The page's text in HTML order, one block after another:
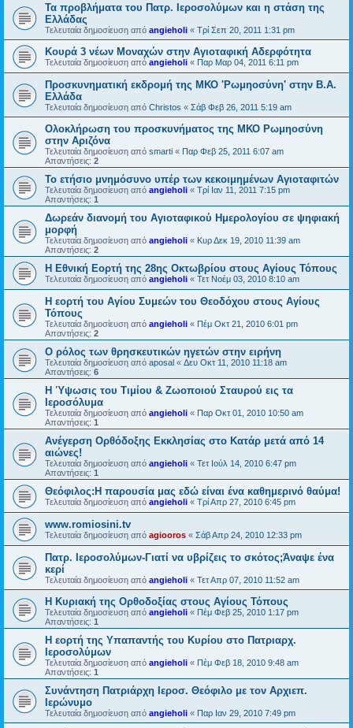
Τα προβλήματα του Πατρ. Ιεροσολύμων και η στάση της
Ελλάδας
Τελευταία δημοσίευση από angieholi « Τρί Σεπ 20, 2011 1:31 pm
Κουρά 3 νέων Μοναχών στην Αγιοταφική Αδερφότητα
Τελευταία δημοσίευση από angieholi « Παρ Μαρ 04, 2011 6:11 pm
Προσκυνηματική εκδρομή της ΜΚΟ 'Ρωμηοσύνη' στην Β.Α.
Ελλάδα
Τελευταία δημοσίευση από Christos « Σάβ Φεβ 26, 2011 5:19 am
Ολοκλήρωση του προσκυνήματος της ΜΚΟ Ρωμηοσύνη
στην Αριζόνα
Τελευταία δημοσίευση από smarti « Παρ Φεβ 25, 2011 6:07 am
Απαντήσεις: 2
Το ετήσιο μνημόσυνο υπέρ των κεκοιμημένων Αγιοταφιτών
Τελευταία δημοσίευση από angieholi « Τρί Ιαν 11, 2011 7:15 pm
Απαντήσεις: 1
Δωρεάν διανομή του Αγιοταφικού Ημερολογίου σε ψηφιακή
μορφή
Τελευταία δημοσίευση από angieholi « Κυρ Δεκ 19, 2010 11:39 am
Απαντήσεις: 2
Η Εθνική Εορτή της 28ης Οκτωβρίου στους Αγίους Τόπους
Τελευταία δημοσίευση από angieholi « Τετ Νοέμ 03, 2010 8:10 am
Η εορτή του Αγίου Συμεών του Θεοδόχου στους Αγίους
Τόπους
Τελευταία δημοσίευση από angieholi « Πέμ Οκτ 21, 2010 6:01 pm
Απαντήσεις: 2
O ρόλος των θρησκευτικών ηγετών στην ειρήνη
Τελευταία δημοσίευση από aposal « Δευ Οκτ 11, 2010 11:18 am
Απαντήσεις: 6
Η Ύψωσις του Τιμίου & Ζωοποιού Σταυρού εις τα
Ιεροσόλυμα
Τελευταία δημοσίευση από angieholi « Παρ Οκτ 01, 2010 10:50 am
Απαντήσεις: 1
Ανέγερση Ορθόδοξης Εκκλησίας στο Κατάρ μετά από 14
αιώνες!
Τελευταία δημοσίευση από angieholi « Τετ Ιούλ 14, 2010 6:47 pm
Απαντήσεις: 1
Θεόφιλος:Η παρουσία μας εδώ είναι ένα καθημερινό θαύμα!
Τελευταία δημοσίευση από angieholi « Τρί Απρ 27, 2010 6:45 pm
www.romiosini.tv
Τελευταία δημοσίευση από agiooros « Σάβ Απρ 24, 2010 12:33 pm
Πατρ. Ιεροσολύμων-Γιατί να υβρίζεις το σκότος;Άναψε ένα
κερί
Τελευταία δημοσίευση από angieholi « Τετ Απρ 07, 2010 11:52 am
H Κυριακή της Ορθοδοξίας στους Αγίους Τόπους
Τελευταία δημοσίευση από angieholi « Πέμ Φεβ 25, 2010 1:17 pm
Απαντήσεις: 1
Η εορτή της Υπαπαντής του Κυρίου στο Πατριαρχ.
Ιεροσολύμων
Τελευταία δημοσίευση από angieholi « Πέμ Φεβ 18, 2010 9:48 am
Απαντήσεις: 1
Συνάντηση Πατριάρχη Ιεροσ. Θεόφιλο με τον Αρχιεπ.
Ιερώνυμο
Τελευταία δημοσίευση από angieholi « Παρ Ιαν 29, 2010 7:49 pm